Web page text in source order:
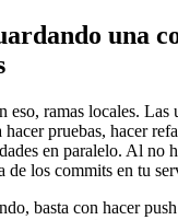
una
eso, ramas locales. Las
hacer pruebas, hacer
en paralelo. Al no
de los commits en tu
basta con hacer